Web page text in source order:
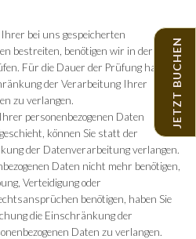
JETZT BUCHEN
bei uns gespeicherten
bestreiten, benötigen wir in der Regel
Für die Dauer der Prüfung haben
der Verarbeitung Ihrer
zu verlangen.
personenbezogenen Daten
können Sie statt der
der Datenverarbeitung verlangen.
Daten nicht mehr benötigen,
Verteidigung oder
benötigen, haben Sie
die Einschränkung der
Daten zu verlangen.